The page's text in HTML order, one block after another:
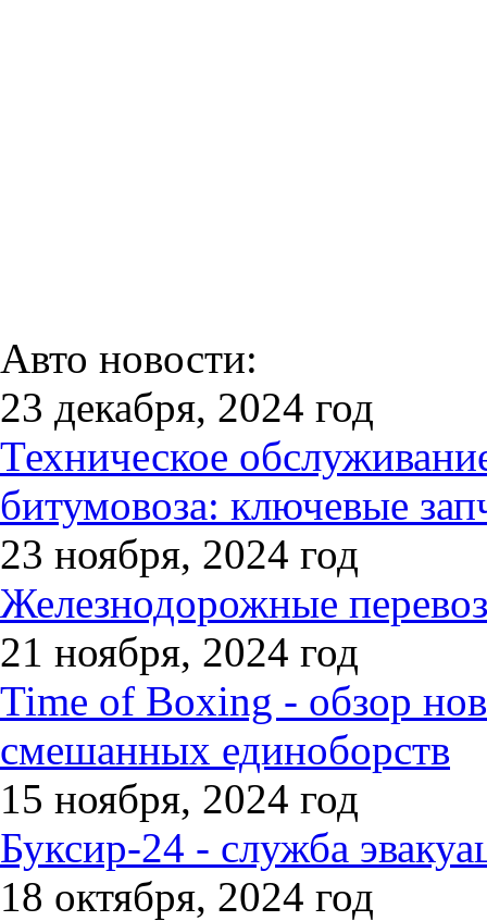
Авто новости:
23 декабря, 2024 год
Техническое
битумовоза: ключевые
23 ноября, 2024 год
Железнодорожные
21 ноября, 2024 год
Time of Boxing - обзор
смешанных единоборств
15 ноября, 2024 год
Буксир-24 - служба
18 октября, 2024 год